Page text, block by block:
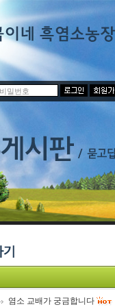
염소 교배가 궁금합니다